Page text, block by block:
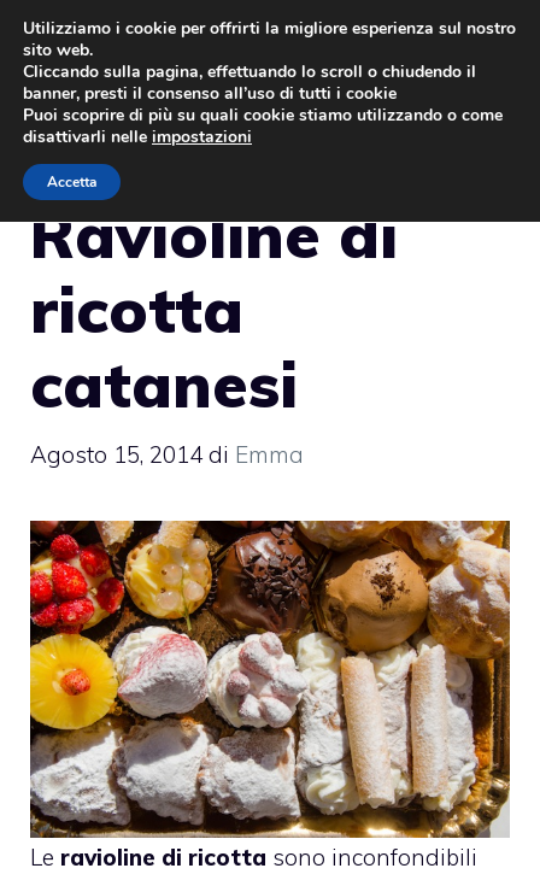
Vai
contenuto
Ravioline di
ricotta
catanesi
Agosto 15, 2014 di Emma
Le ravioline di ricotta sono inconfondibili
Utilizziamo i cookie per offrirti la migliore esperienza sul nostro
sito web.
Cliccando sulla pagina, effettuando lo scroll o chiudendo il
banner, presti il consenso all’uso di tutti i cookie
Puoi scoprire di più su quali cookie stiamo utilizzando o come
disattivarli nelle impostazioni
Accetta